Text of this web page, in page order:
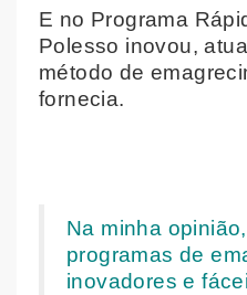
E no Programa
Polesso inovou,
método de
fornecia.
Na minha
programas de
inovadores e